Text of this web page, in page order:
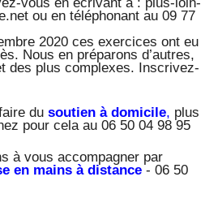
ou en téléphonant au 09 77
2020 ces exercices ont eu
Nous en préparons d’autres,
des plus complexes. Inscrivez-
du soutien à domicile, plus
pour cela au 06 50 04 98 95
à vous accompagner par
en mains à distance- 06 50